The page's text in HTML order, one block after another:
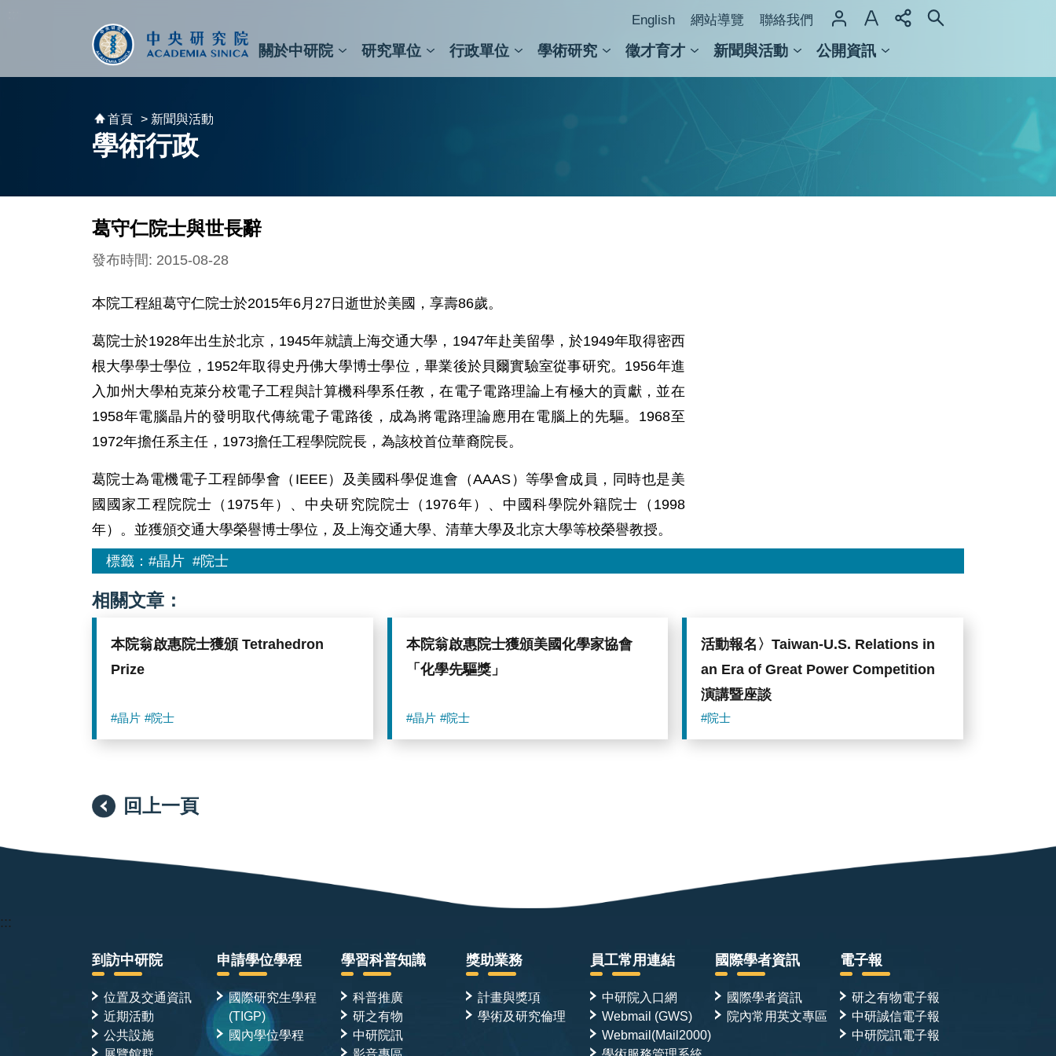
English 網站導覽 聯絡我們
關於中研院 研究單位 行政單位 學術研究 徵才育才 新聞與活動 公開資訊
首頁 > 新聞與活動
學術行政
葛守仁院士與世長辭
發布時間: 2015-08-28
本院工程組葛守仁院士於2015年6月27日逝世於美國，享壽86歲。
葛院士於1928年出生於北京，1945年就讀上海交通大學，1947年赴美留學，於1949年取得密西
根大學學士學位，1952年取得史丹佛大學博士學位，畢業後於貝爾實驗室從事研究。1956年進
入加州大學柏克萊分校電子工程與計算機科學系任教，在電子電路理論上有極大的貢獻，並在
1958年電腦晶片的發明取代傳統電子電路後，成為將電路理論應用在電腦上的先驅。1968至
1972年擔任系主任，1973擔任工程學院院長，為該校首位華裔院長。
葛院士為電機電子工程師學會（IEEE）及美國科學促進會（AAAS）等學會成員，同時也是美
國國家工程院院士（1975年）、中央研究院院士（1976年）、中國科學院外籍院士（1998
年）。並獲頒交通大學榮譽博士學位，及上海交通大學、清華大學及北京大學等校榮譽教授。
標籤：#晶片 #院士
相關文章：
本院翁啟惠院士獲頒 Tetrahedron
Prize
#晶片 #院士
本院翁啟惠院士獲頒美國化學家協會
「化學先驅獎」
#晶片 #院士
活動報名〉Taiwan-U.S. Relations in
an Era of Great Power Competition
演講暨座談
#院士
回上一頁
:::
到訪中研院
位置及交通資訊
近期活動
公共設施
申請學位學程
國際研究生學程
(TIGP)
國內學位學程
學習科普知識
科普推廣
研之有物
中研院訊
獎助業務
計畫與獎項
學術及研究倫理
員工常用連結
中研院入口網
Webmail (GWS)
Webmail(Mail2000)
國際學者資訊
國際學者資訊
院內常用英文專區
電子報
研之有物電子報
中研誠信電子報
中研院訊電子報